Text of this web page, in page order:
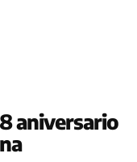
aniversario